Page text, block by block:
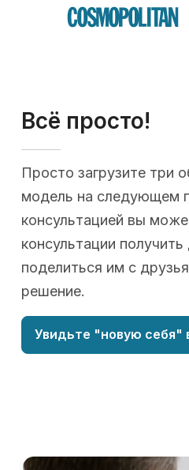
Всё просто!
Просто загрузите три
модель на следующем
консультацией вы
консультации
поделиться им с
решение.
Увидьте "новую себя"